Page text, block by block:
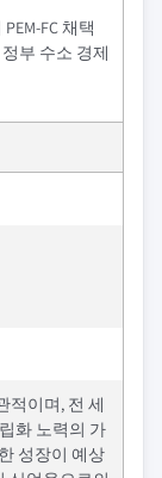
FC 채택
부 수소 경제
적이며, 전 세
화 노력의 가
성장이 예상